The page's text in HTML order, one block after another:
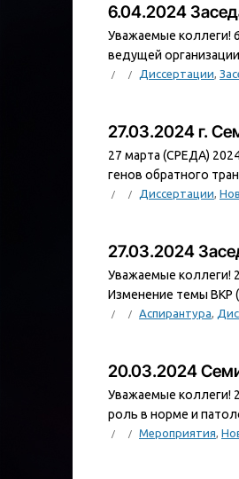
6.04.2024
Уважаемые коллеги!
ведущей
Диссертации
27.03.2024 г.
27 марта (СРЕДА)
генов обратного
Диссертации
27.03.2024
Уважаемые коллеги!
Изменение темы ВКР
Аспирантура
20.03.2024
Уважаемые коллеги!
роль в норме и
Мероприятия